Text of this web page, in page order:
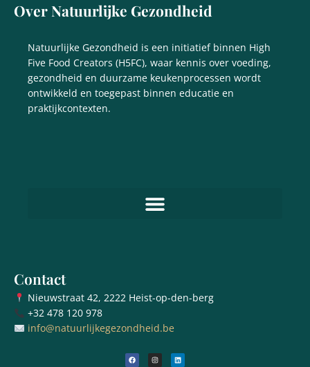
Over Natuurlijke Gezondheid
Natuurlijke Gezondheid is een initiatief binnen High
Five Food Creators (H5FC), waar kennis over voeding,
gezondheid en duurzame keukenprocessen wordt
ontwikkeld en toegepast binnen educatie en
praktijkcontexten.
Contact
Nieuwstraat 42, 2222 Heist-op-den-berg
+32 478 120 978
info@natuurlijkegezondheid.be